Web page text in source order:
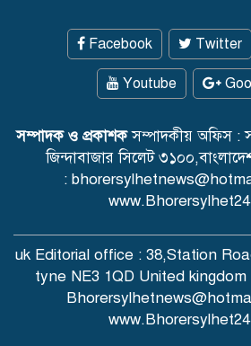
Facebook Twitter
Youtube
সম্পাদক ও প্রকাশকসম্পাদকীয় অফিস :
জিন্দাবাজার সিলেট
:
uk Editorial office : 38,Station
tyne NE3 1QD United